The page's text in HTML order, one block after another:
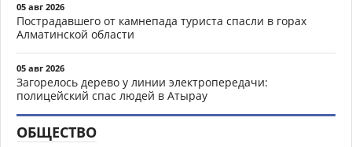
05 авг 2026
Пострадавшего от камнепада туриста спасли в горах
Алматинской области
05 авг 2026
Загорелось дерево у линии электропередачи:
полицейский спас людей в Атырау
ОБЩЕСТВО